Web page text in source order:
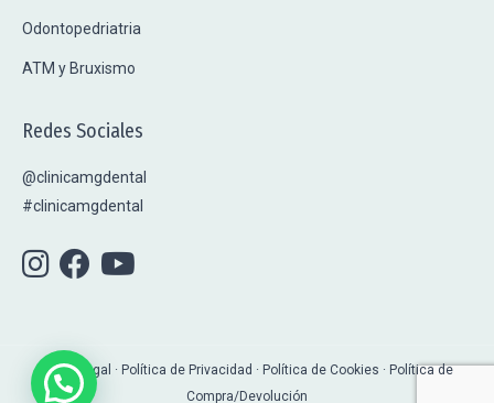
Odontopedriatria
ATM y Bruxismo
Redes Sociales
@clinicamgdental
#clinicamgdental
Aviso Legal · Política de Privacidad · Política de Cookies · Política de
Compra/Devolución